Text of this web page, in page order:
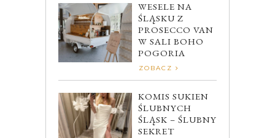
WESELE NA
ŚLĄSKU Z
PROSECCO VAN
W SALI BOHO
POGORIA
ZOBACZ
KOMIS SUKIEN
ŚLUBNYCH
ŚLĄSK – ŚLUBNY
SEKRET